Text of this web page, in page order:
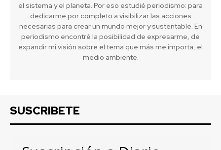
el sistema y el planeta. Por eso estudié periodismo: para
dedicarme por completo a visibilizar las acciones
necesarias para crear un mundo mejor y sustentable. En
periodismo encontré la posibilidad de expresarme, de
expandir mi visión sobre el tema que más me importa, el
medio ambiente.
SUSCRIBETE